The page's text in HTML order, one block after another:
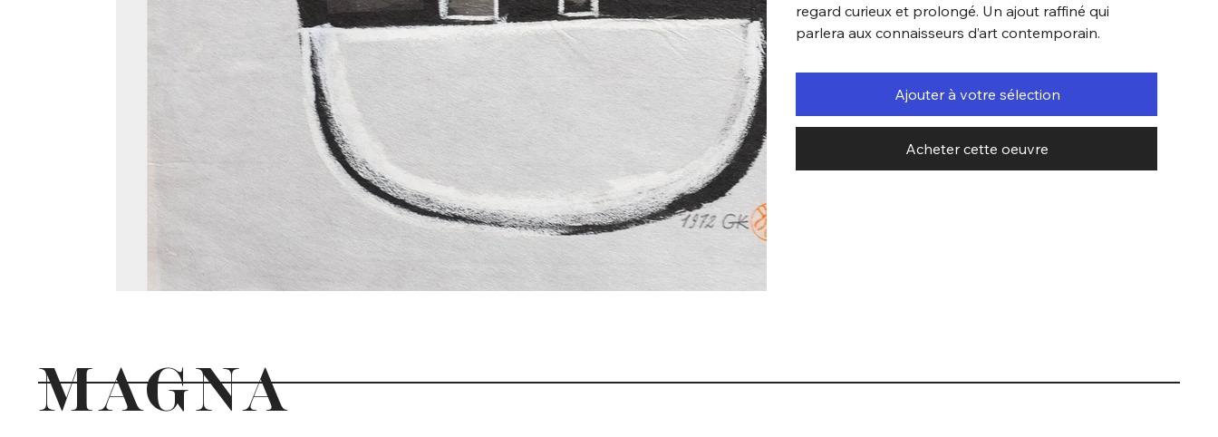
regard curieux et prolongé. Un ajout raffiné qui
parlera aux connaisseurs d’art contemporain.
Ajouter à votre sélection
Acheter cette oeuvre
MAGNA